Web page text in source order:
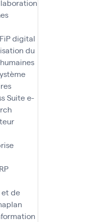
digital
du
Suitee-
et de